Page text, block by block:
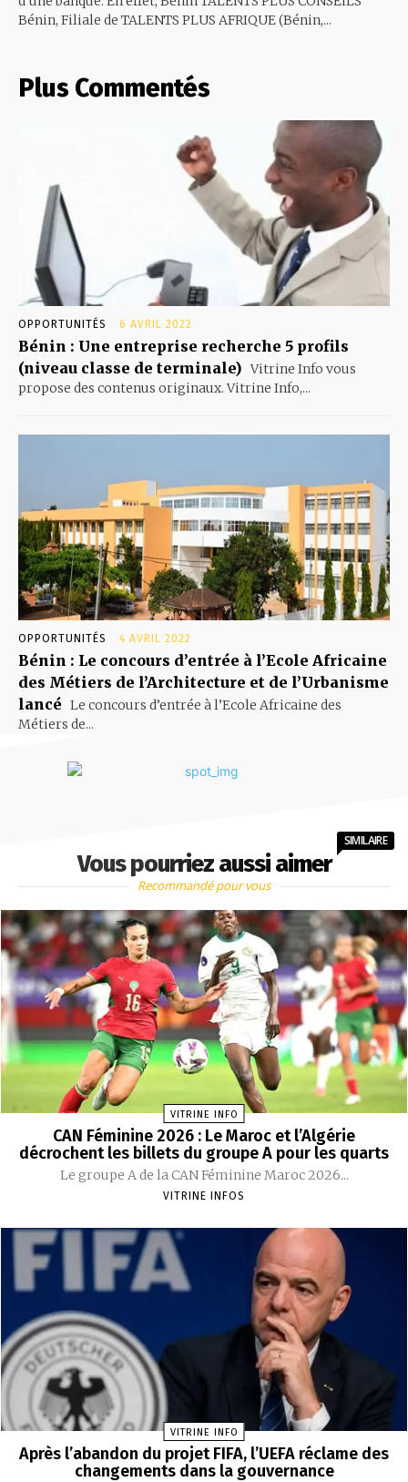
Bénin, Filiale de TALENTS PLUS AFRIQUE (Bénin,...
Plus Commentés
OPPORTUNITÉS 6 AVRIL 2022
Bénin : Une entreprise recherche 5 profils
(niveau classe de terminale) Vitrine Info vous
propose des contenus originaux. Vitrine Info,...
OPPORTUNITÉS 4 AVRIL 2022
Bénin : Le concours d’entrée à l’Ecole Africaine
des Métiers de l’Architecture et de l’Urbanisme
lancé Le concours d’entrée à l’Ecole Africaine des
Métiers de...
Vous pourriez aussi aimer
SIMILAIRE
Recommandé pour vous
VITRINE INFO
CAN Féminine 2026 : Le Maroc et l’Algérie
décrochent les billets du groupe A pour les quarts
Le groupe A de la CAN Féminine Maroc 2026...
VITRINE INFOS
VITRINE INFO
Après l’abandon du projet FIFA, l’UEFA réclame des
changements dans la gouvernance